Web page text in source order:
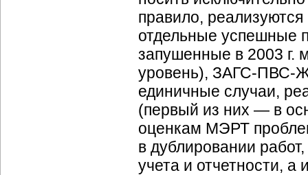
правило, реализуются
отдельные успешные
запушенные в 2003
уровень), ЗАГС-ПВС-
единичные случаи,
(первый из них — в
оценкам МЭРТ
в дублировании
учета и отчетности, а